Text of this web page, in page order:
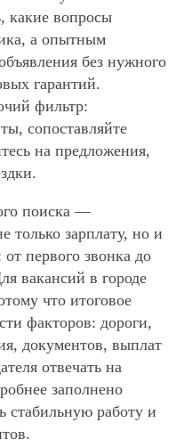
какие вопросы
а опытным
без нужного
гарантий.
фильтр:
сопоставляйте
на предложения,
поиска —
только зарплату, но и
первого звонка до
вакансий в городе
что итоговое
факторов: дороги,
документов, выплат
отвечать на
заполнено
стабильную работу и